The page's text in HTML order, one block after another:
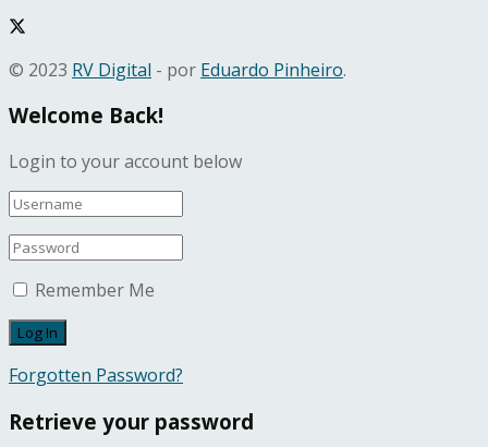
© 2023 RV Digital - por Eduardo Pinheiro.
Welcome Back!
Login to your account below
Remember Me
Forgotten Password?
Retrieve your password